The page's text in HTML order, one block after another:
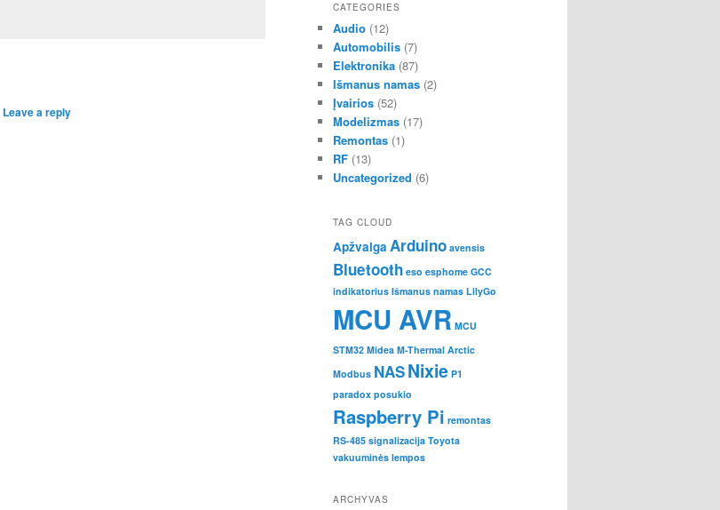
Leave a reply
CATEGORIES
Audio (12)
Automobilis (7)
Elektronika (87)
Išmanus namas (2)
Įvairios (52)
Modelizmas (17)
Remontas (1)
RF (13)
Uncategorized (6)
TAG CLOUD
Apžvalga Arduino avensis
Bluetooth eso esphome GCC
indikatorius Išmanus namas LilyGo
MCU AVR MCU
STM32 Midea M-Thermal Arctic
Modbus NASNixie P1
paradox posukio
Raspberry Pi remontas
RS-485 signalizacija Toyota
vakuuminės lempos
ARCHYVAS